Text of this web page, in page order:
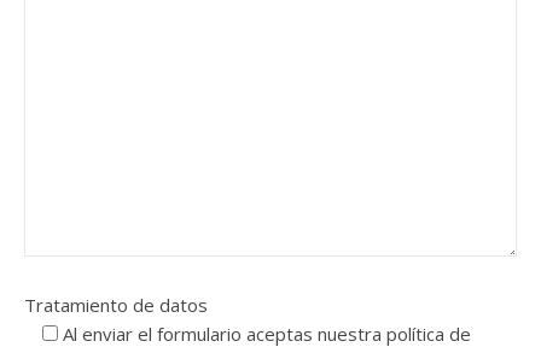
Tratamiento de datos
Al enviar el formulario aceptas nuestra política de